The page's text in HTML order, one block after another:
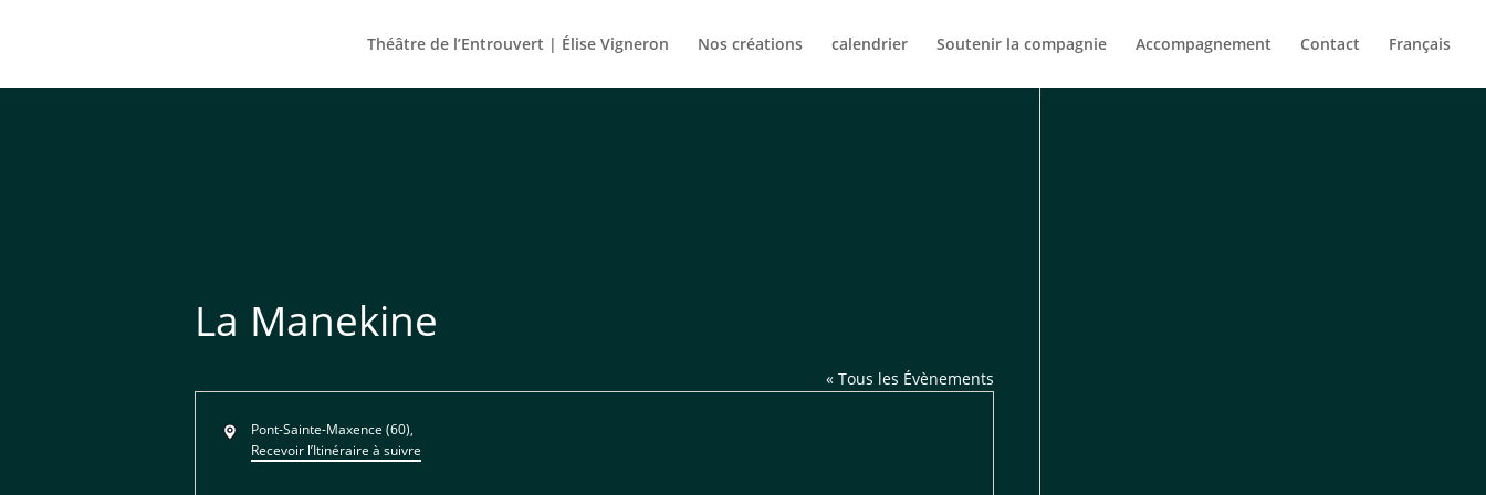
Théâtre de l’Entrouvert | Élise Vigneron Nos créations calendrier Soutenir la compagnie Accompagnement Contact Français
La Manekine
« Tous les Évènements
AdressePont-Sainte-Maxence (60),
Recevoir l’Itinéraire à suivre